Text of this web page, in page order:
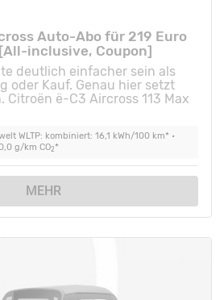
Auto-Abo für 219 Euro
inclusive, Coupon]
deutlich einfacher sein als
oder Kauf. Genau hier setzt
Citroën ë-C3 Aircross 113 Max
WLTP: kombiniert: 16,1 kWh/100 km* •
g/km CO2*
MEHR